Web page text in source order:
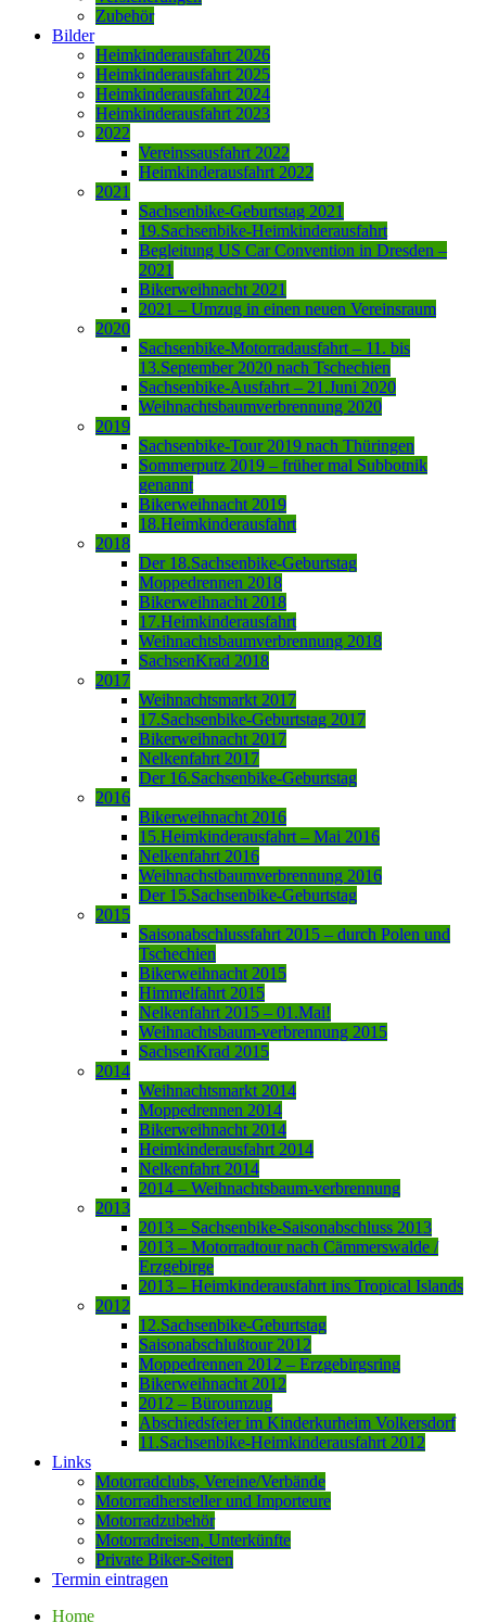
Zubehör
Bilder
Heimkinderausfahrt 2026
Heimkinderausfahrt 2025
Heimkinderausfahrt 2024
Heimkinderausfahrt 2023
2022
Vereinssausfahrt 2022
Heimkinderausfahrt 2022
2021
Sachsenbike-Geburtstag 2021
19.Sachsenbike-Heimkinderausfahrt
Begleitung US Car Convention in Dresden –
2021
Bikerweihnacht 2021
2021 – Umzug in einen neuen Vereinsraum
2020
Sachsenbike-Motorradausfahrt – 11. bis
13.September 2020 nach Tschechien
Sachsenbike-Ausfahrt – 21.Juni 2020
Weihnachtsbaumverbrennung 2020
2019
Sachsenbike-Tour 2019 nach Thüringen
Sommerputz 2019 – früher mal Subbotnik
genannt
Bikerweihnacht 2019
18.Heimkinderausfahrt
2018
Der 18.Sachsenbike-Geburtstag
Moppedrennen 2018
Bikerweihnacht 2018
17.Heimkinderausfahrt
Weihnachtsbaumverbrennung 2018
SachsenKrad 2018
2017
Weihnachtsmarkt 2017
17.Sachsenbike-Geburtstag 2017
Bikerweihnacht 2017
Nelkenfahrt 2017
Der 16.Sachsenbike-Geburtstag
2016
Bikerweihnacht 2016
15.Heimkinderausfahrt – Mai 2016
Nelkenfahrt 2016
Weihnachstbaumverbrennung 2016
Der 15.Sachsenbike-Geburtstag
2015
Saisonabschlussfahrt 2015 – durch Polen und
Tschechien
Bikerweihnacht 2015
Himmelfahrt 2015
Nelkenfahrt 2015 – 01.Mai!
Weihnachtsbaum-verbrennung 2015
SachsenKrad 2015
2014
Weihnachtsmarkt 2014
Moppedrennen 2014
Bikerweihnacht 2014
Heimkinderausfahrt 2014
Nelkenfahrt 2014
2014 – Weihnachtsbaum-verbrennung
2013
2013 – Sachsenbike-Saisonabschluss 2013
2013 – Motorradtour nach Cämmerswalde /
Erzgebirge
2013 – Heimkinderausfahrt ins Tropical Islands
2012
12.Sachsenbike-Geburtstag
Saisonabschlußtour 2012
Moppedrennen 2012 – Erzgebirgsring
Bikerweihnacht 2012
2012 – Büroumzug
Abschiedsfeier im Kinderkurheim Volkersdorf
11.Sachsenbike-Heimkinderausfahrt 2012
Links
Motorradclubs, Vereine/Verbände
Motorradhersteller und Importeure
Motorradzubehör
Motorradreisen, Unterkünfte
Private Biker-Seiten
Termin eintragen
Home